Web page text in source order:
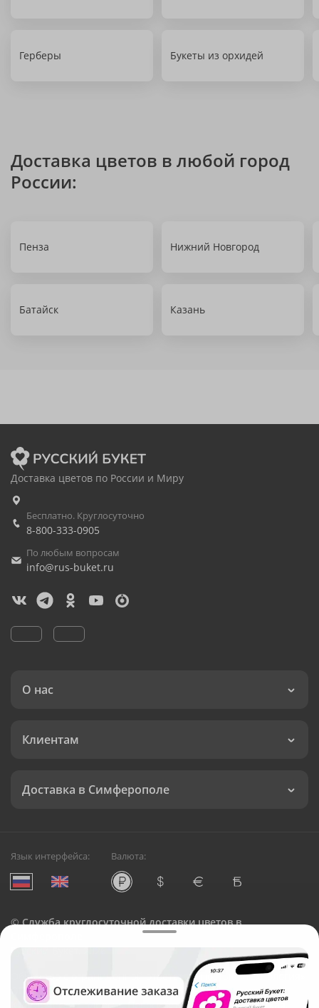
Герберы Букеты из орхидей
Доставка цветов в любой город
России:
Пенза Нижний Новгород
Батайск Казань
Доставка цветов по России и Миру
Бесплатно. Круглосуточно
8-800-333-0905
По любым вопросам
info@rus-buket.ru
О нас
Клиентам
Доставка в Симферополе
Язык интерфейса: Валюта:
©Служба круглосуточной доставки цветов в
Русский Букет, 2026
Общество с ограниченной ответственностью «Технология»
ОГРН: 1195476081745, ИНН: 5410081997
Юридический адрес: г. Новосибирск, ул. Ипподромская,